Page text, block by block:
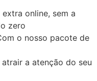
online, sem a
zero
o nosso pacote de
a atenção do seu